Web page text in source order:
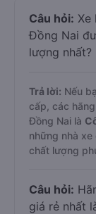
Câu hỏi: Xe
Đồng Nai
lượng nhất?
Trả lời: Nếu
cấp, các
Đồng Nai là
những nhà
chất lượng
Câu hỏi:
giá rẻ nhất